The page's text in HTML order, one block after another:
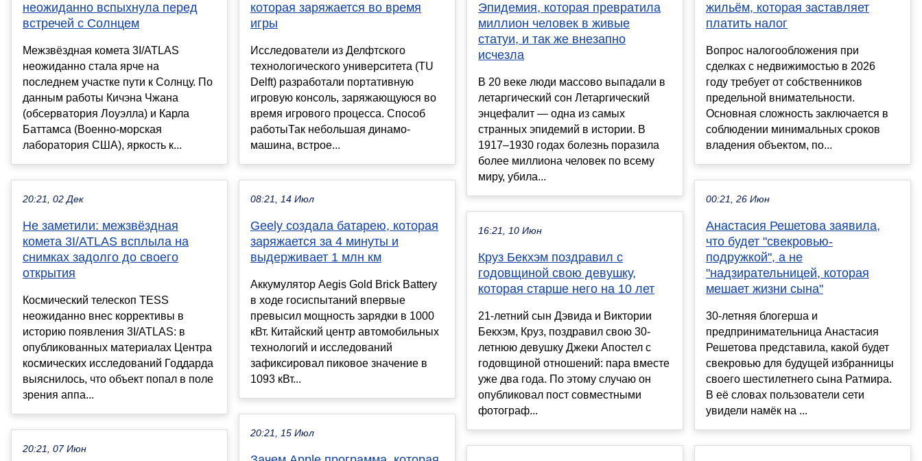
неожиданно вспыхнула перед
встречей с Солнцем
Межзвёздная комета 3I/ATLAS
неожиданно стала ярче на
последнем участке пути к Солнцу. По
данным работы Кичэна Чжана
(обсерватория Лоуэлла) и Карла
Баттамса (Военно-морская
лаборатория США), яркость к...
20:21, 02 Дек
Не заметили: межзвёздная
комета 3I/ATLAS всплыла на
снимках задолго до своего
открытия
Космический телескоп TESS
неожиданно внес коррективы в
историю появления 3I/ATLAS: в
опубликованных материалах Центра
космических исследований Годдарда
выяснилось, что объект попал в поле
зрения аппа...
20:21, 07 Июн
которая заряжается во время
игры
Исследователи из Делфтского
технологического университета (TU
Delft) разработали портативную
игровую консоль, заряжающуюся во
время игрового процесса. Способ
работыТак небольшая динамо-
машина, встрое...
08:21, 14 Июл
Geely создала батарею, которая
заряжается за 4 минуты и
выдерживает 1 млн км
Аккумулятор Aegis Gold Brick Battery
в ходе госиспытаний впервые
превысил мощность зарядки в 1000
кВт. Китайский центр автомобильных
технологий и исследований
зафиксировал пиковое значение в
1093 кВт...
20:21, 15 Июл
Эпидемия, которая превратила
миллион человек в живые
статуи, и так же внезапно
исчезла
В 20 веке люди массово выпадали в
летаргический сон Летаргический
энцефалит — одна из самых
странных эпидемий в истории. В
1917–1930 годах болезнь поразила
более миллиона человек по всему
миру, убила...
16:21, 10 Июн
Круз Бекхэм поздравил с
годовщиной свою девушку,
которая старше него на 10 лет
21-летний сын Дэвида и Виктории
Бекхэм, Круз, поздравил свою 30-
летнюю девушку Джеки Апостел с
годовщиной отношений: пара вместе
уже два года. По этому случаю он
опубликовал пост совместными
фотограф...
жильём, которая заставляет
платить налог
Вопрос налогообложения при
сделках с недвижимостью в 2026
году требует от собственников
предельной внимательности.
Основная сложность заключается в
соблюдении минимальных сроков
владения объектом, по...
00:21, 26 Июн
Анастасия Решетова заявила,
что будет "свекровью-
подружкой", а не
"надзирательницей, которая
мешает жизни сына"
30-летняя блогерша и
предпринимательница Анастасия
Решетова представила, какой будет
свекровью для будущей избранницы
своего шестилетнего сына Ратмира.
В её словах пользователи сети
увидели намёк на ...